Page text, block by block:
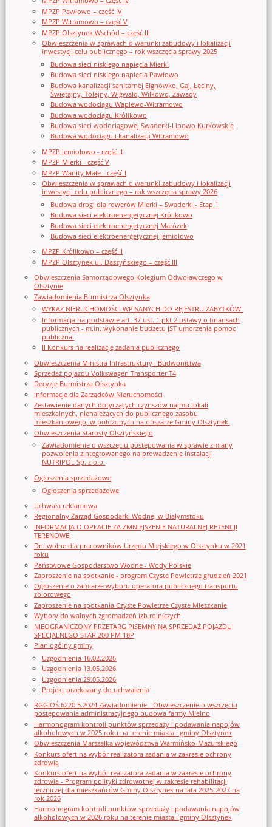
MPZP Pawłowo – część IV
MPZP Witramowo – część V
MPZP Olsztynek Wschód – część III
Obwieszczenia w sprawach o warunki zabudowy i lokalizacji
inwestycji celu publicznego – rok wszczęcia sprawy 2025
Budowa sieci niskiego napięcia Mierki
Budowa sieci niskiego napięcia Pawłowo
Budowa kanalizacji sanitarnej Elgnówko, Gaj, Łęciny,
Świętajny, Tolejny, Wigwałd, Wilkowo, Zawady
Budowa wodociągu Waplewo-Witramowo
Budowa wodociągu Królikowo
Budowa sieci wodociągowej Swaderki-Lipowo Kurkowskie
Budowa wodociągu i kanalizacji Witramowo
MPZP Jemiołowo - część II
MPZP Mierki - część V
MPZP Warlity Małe - część I
Obwieszczenia w sprawach o warunki zabudowy i lokalizacji
inwestycji celu publicznego – rok wszczęcia sprawy 2026
Budowa drogi dla rowerów Mierki – Swaderki - Etap 1
Budowa sieci elektroenergetycznej Królikowo
Budowa sieci elektroenergetycznej Marózek
Budowa sieci elektroenergetycznej Jemiołowo
MPZP Królikowo – część II
MPZP Olsztynek ul. Daszyńskiego – część III
Obwieszczenia Samorządowego Kolegium Odwoławczego w
Olsztynie
Zawiadomienia Burmistrza Olsztynka
WYKAZ NIERUCHOMOŚCI WPISANYCH DO REJESTRU ZABYTKÓW.
Informacja na podstawie art. 37 ust. 1 pkt 2 ustawy o finansach
publicznych - m.in. wykonanie budżetu JST umorzenia pomoc
publiczna.
II Konkurs na realizację zadania publicznego
Obwieszczenia Ministra Infrastruktury i Budwonictwa
Sprzedaż pojazdu Volkswagen Transporter T4
Decyzje Burmistrza Olsztynka
Informacje dla Zarządców Nieruchomości
Zestawienie danych dotyczących czynszów najmu lokali
mieszkalnych, nienależących do publicznego zasobu
mieszkaniowego, w położonych na obszarze Gminy Olsztynek.
Obwieszczenia Starosty Olsztyńskiego
Zawiadomienie o wszczęciu postępowania w sprawie zmiany
pozwolenia zintegrowanego na prowadzenie instalacji
NUTRIPOL Sp. z o.o.
Ogłoszenia sprzedażowe
Ogłoszenia sprzedażowe
Uchwała reklamowa
Regionalny Zarząd Gospodarki Wodnej w Białymstoku
INFORMACJA O OPŁACIE ZA ZMNIEJSZENIE NATURALNEJ RETENCJI
TERENOWEJ
Dni wolne dla pracowników Urzędu Miejskiego w Olsztynku w 2021
roku
Państwowe Gospodarstwo Wodne - Wody Polskie
Zaproszenie na spotkanie - program Czyste Powietrze grudzień 2021
Ogłoszenie o zamiarze wyboru operatora publicznego transportu
zbiorowego
Zaproszenie na spotkania Czyste Powietrze Czyste Mieszkanie
Wybory do walnych zgromadzeń izb rolniczych
NIEOGRANICZONY PRZETARG PISEMNY NA SPRZEDAŻ POJAZDU
SPECJALNEGO STAR 200 PM 18P
Plan ogólny gminy
Uzgodnienia 16.02.2026
Uzgodnienia 13.05.2026
Uzgodnienia 29.05.2026
Projekt przekazany do uchwalenia
RGGIOŚ.6220.5.2024 Zawiadomienie - Obwieszczenie o wszczęciu
postępowania administracyjnego budowa farmy Mielno
Harmonogram kontroli punktów sprzedaży i podawania napojów
alkoholowych w 2025 roku na terenie miasta i gminy Olsztynek
Obwieszczenia Marszałka województwa Warmińsko-Mazurskiego
Konkurs ofert na wybór realizatora zadania w zakresie ochrony
zdrowia
Konkurs ofert na wybór realizatora zadania w zakresie ochrony
zdrowia - Program polityki zdrowotnej w zakresie rehabilitacji
leczniczej dla mieszkańców Gminy Olsztynek na lata 2025-2027 na
rok 2026
Harmonogram kontroli punktów sprzedaży i podawania napojów
alkoholowych w 2026 roku na terenie miasta i gminy Olsztynek